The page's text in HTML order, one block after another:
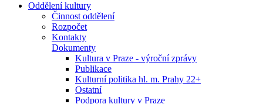
Oddělení kultury
Činnost oddělení
Rozpočet
Kontakty
Dokumenty
Kultura v Praze - výroční zprávy
Publikace
Kulturní politika hl. m. Prahy 22+
Ostatní
Podpora kultury v Praze